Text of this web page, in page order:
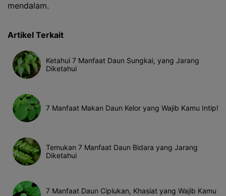
mendalam.
Artikel Terkait
Ketahui 7 Manfaat Daun Sungkai, yang Jarang
Diketahui
7 Manfaat Makan Daun Kelor yang Wajib Kamu Intip!
Temukan 7 Manfaat Daun Bidara yang Jarang
Diketahui
7 Manfaat Daun Ciplukan, Khasiat yang Wajib Kamu